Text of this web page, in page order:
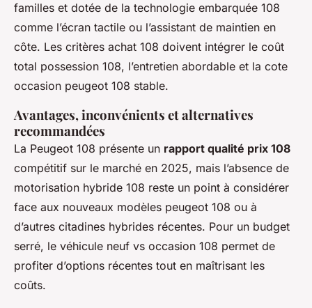
familles et dotée de la technologie embarquée 108
comme l’écran tactile ou l’assistant de maintien en
côte. Les critères achat 108 doivent intégrer le coût
total possession 108, l’entretien abordable et la cote
occasion peugeot 108 stable.
Avantages, inconvénients et alternatives
recommandées
La Peugeot 108 présente un rapport qualité prix 108
compétitif sur le marché en 2025, mais l’absence de
motorisation hybride 108 reste un point à considérer
face aux nouveaux modèles peugeot 108 ou à
d’autres citadines hybrides récentes. Pour un budget
serré, le véhicule neuf vs occasion 108 permet de
profiter d’options récentes tout en maîtrisant les
coûts.